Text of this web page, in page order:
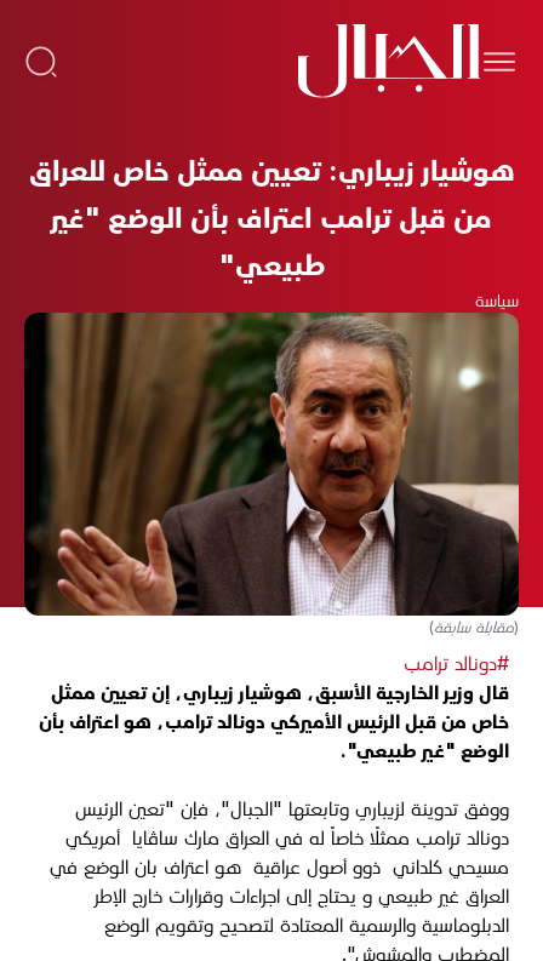
هوشيار زيباري: تعيين ممثل خاص للعراق
من قبل ترامب اعتراف بأن الوضع "غير
طبيعي"
سياسة
(مقابلة سابقة)
#دونالد ترامب
قال وزير الخارجية الأسبق، هوشيار زيباري، إن تعيين ممثل
خاص من قبل الرئيس الأميركي دونالد ترامب، هو اعتراف بأن
الوضع "غير طبيعي".
ووفق تدوينة لزيباري وتابعتها "الجبال"، فإن "تعين الرئيس
دونالد ترامب ممثلًا خاصاً له في العراق مارك ساڤايا أمريكي
مسيحي كلداني ذوو أصول عراقية هو اعتراف بان الوضع في
العراق غير طبيعي و يحتاج إلى اجراءات وقرارات خارج الإطر
الدبلوماسية والرسمية المعتادة لتصحيح وتقويم الوضع
المضطرب والمشوش".